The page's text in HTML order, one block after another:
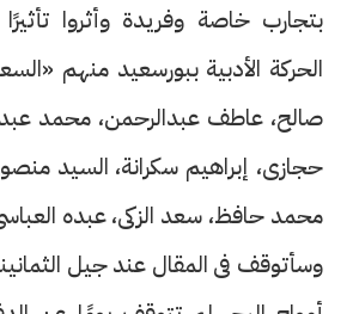
بتجارب خاصة وفريدة وأثروا تأثيرًا
الحركة الأدبية ببورسعيد منهم
صالح، عاطف عبدالرحمن، محمد
حجازى، إبراهيم سكرانة، السيد
محمد حافظ، سعد الزكى، عبده
وسأتوقف فى المقال عند جيل